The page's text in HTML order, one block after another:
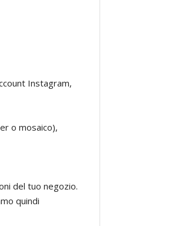
Instagram,
o mosaico),
del tuo negozio.
quindi